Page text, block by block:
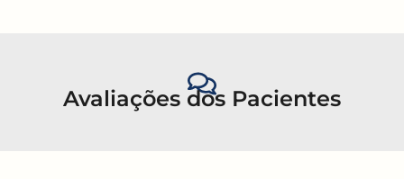
Avaliações dos Pacientes